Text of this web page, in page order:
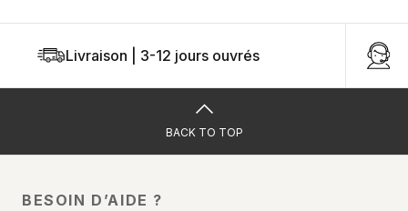
Livraison | 3-12 jours ouvrés
BACK TO TOP
BESOIN D’AIDE ?